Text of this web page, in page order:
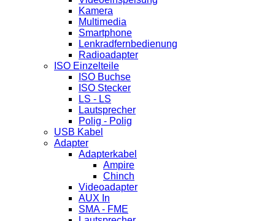
Kamera
Multimedia
Smartphone
Lenkradfernbedienung
Radioadapter
ISO Einzelteile
ISO Buchse
ISO Stecker
LS - LS
Lautsprecher
Polig - Polig
USB Kabel
Adapter
Adapterkabel
Ampire
Chinch
Videoadapter
AUX In
SMA - FME